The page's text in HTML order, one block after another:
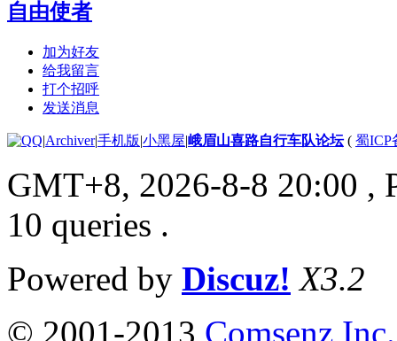
自由使者
加为好友
给我留言
打个招呼
发送消息
|Archiver|手机版|小黑屋|峨眉山喜路自行车队论坛( 蜀ICP
GMT+8, 2026-8-8 20:00 ,
10 queries .
Powered by Discuz! X3.2
© 2001-2013 Comsenz Inc.